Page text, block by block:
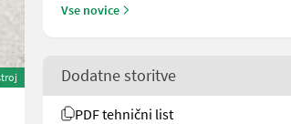
Vse novice
Dodatne storitve
PDF tehnični list
Amazone ZA-M 1501 profiS Hydro